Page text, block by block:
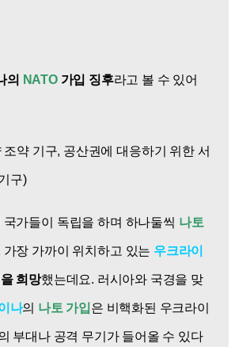
의 NATO가입 징후라고 볼 수 있어
약 기구, 공산권에 대응하기 위한 서
구)
국가들이 독립을 하며 하나둘씩 나토
가장 가까이 위치하고 있는 우크라이
희망했는데요. 러시아와 국경을 맞
나의 나토 가입 은 비핵화된 우크라이
부대나 공격 무기가 들어올 수 있다